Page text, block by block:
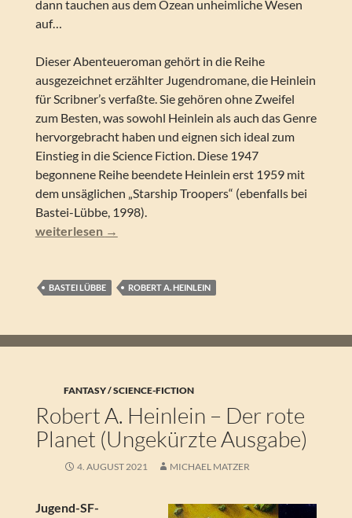
dann tauchen aus dem Ozean unheimliche Wesen
auf…
Dieser Abenteueroman gehört in die Reihe
ausgezeichnet erzählter Jugendromane, die Heinlein
für Scribner’s verfaßte. Sie gehören ohne Zweifel
zum Besten, was sowohl Heinlein als auch das Genre
hervorgebracht haben und eignen sich ideal zum
Einstieg in die Science Fiction. Diese 1947
begonnene Reihe beendete Heinlein erst 1959 mit
dem unsäglichen „Starship Troopers“ (ebenfalls bei
Bastei-Lübbe, 1998).
Robert A. Heinlein – Von Stern zu Stern
weiterlesen →
BASTEI LÜBBE ROBERT A. HEINLEIN
FANTASY / SCIENCE-FICTION
Robert A. Heinlein – Der rote
Planet (Ungekürzte Ausgabe)
4. AUGUST 2021 MICHAEL MATZER
Jugend-SF-